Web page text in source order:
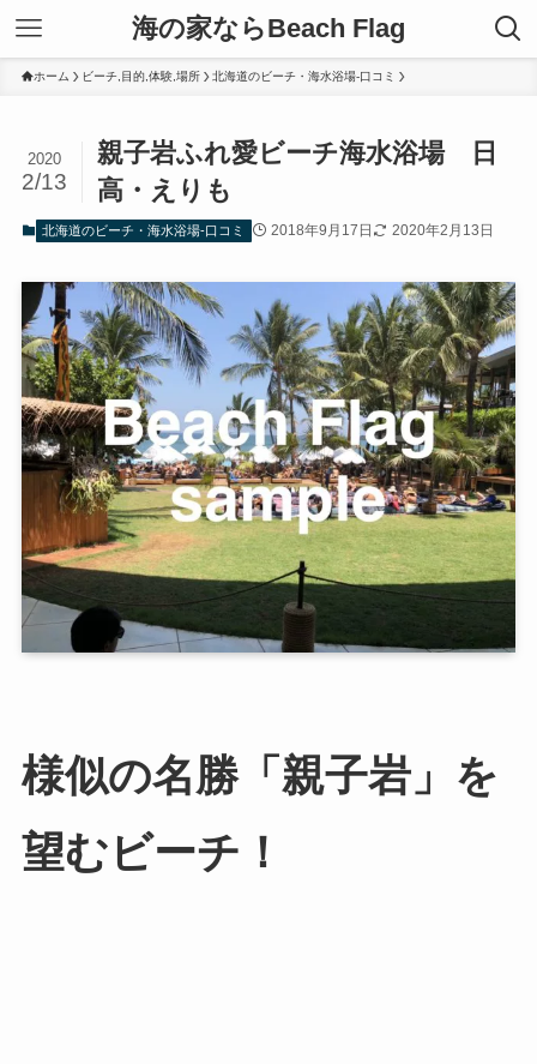
海の家ならBeach Flag
ホーム ビーチ,目的,体験,場所 北海道のビーチ・海水浴場-口コミ
親子岩ふれ愛ビーチ海水浴場 日
高・えりも
2020
2/13
北海道のビーチ・海水浴場-口コミ 2018年9月17日 2020年2月13日
様似の名勝「親子岩」を
望むビーチ！